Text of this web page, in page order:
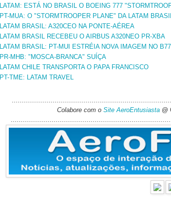
LATAM: ESTÁ NO BRASIL O BOEING 777
PT-MUA: O "STORMTROOPER PLANE" DA LATAM BRASIL
LATAM BRASIL: A320CEO NA PONTE-AÉREA
LATAM BRASIL RECEBEU O AIRBUS A320NEO PR-XBA
LATAM BRASIL: PT-MUI ESTRÉIA NOVA IMAGEM NO
PR-MHB: "MOSCA-BRANCA" SUÍÇA
LATAM CHILE TRANSPORTA O PAPA FRANCISCO
PT-TME: LATAM TRAVEL
Colabore com o Site AeroEntusiasta @